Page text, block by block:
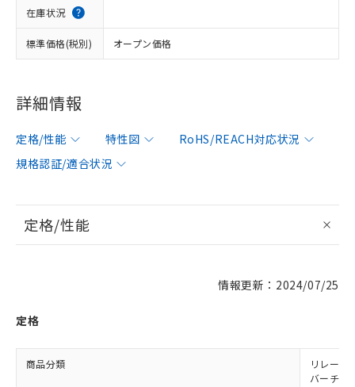
在庫状況
標準価格(税別) オープン価格
詳細情報
定格/性能 特性図
RoHS/REACH対応状況
規格認証/適合状況
定格/性能
情報更新：2024/07/25
定格
商品分類
リレー同
バーチカ